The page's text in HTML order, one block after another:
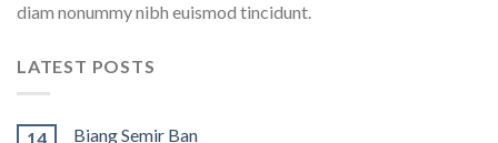
diam nonummy nibh euismod tincidunt.
LATEST POSTS
14 Biang Semir Ban